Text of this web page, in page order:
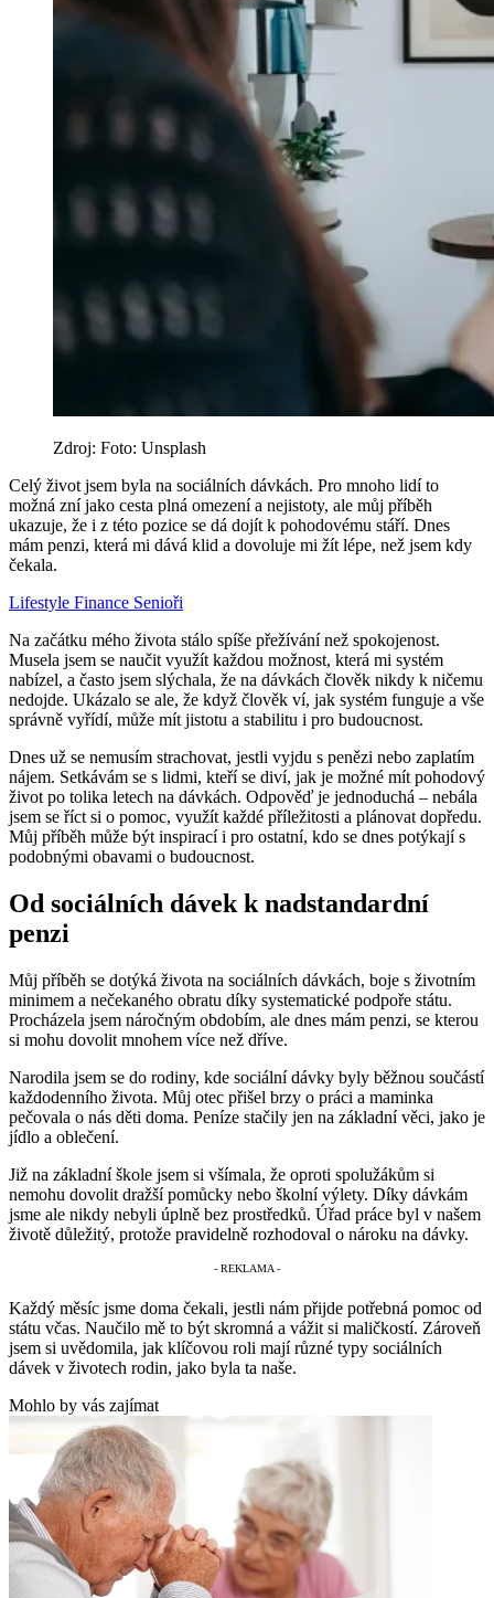
Zdroj: Foto: Unsplash
Celý život jsem byla na sociálních dávkách. Pro mnoho lidí to
možná zní jako cesta plná omezení a nejistoty, ale můj příběh
ukazuje, že i z této pozice se dá dojít k pohodovému stáří. Dnes
mám penzi, která mi dává klid a dovoluje mi žít lépe, než jsem kdy
čekala.
Lifestyle Finance Senioři
Na začátku mého života stálo spíše přežívání než spokojenost.
Musela jsem se naučit využít každou možnost, která mi systém
nabízel, a často jsem slýchala, že na dávkách člověk nikdy k ničemu
nedojde. Ukázalo se ale, že když člověk ví, jak systém funguje a vše
správně vyřídí, může mít jistotu a stabilitu i pro budoucnost.
Dnes už se nemusím strachovat, jestli vyjdu s penězi nebo zaplatím
nájem. Setkávám se s lidmi, kteří se diví, jak je možné mít pohodový
život po tolika letech na dávkách. Odpověď je jednoduchá – nebála
jsem se říct si o pomoc, využít každé příležitosti a plánovat dopředu.
Můj příběh může být inspirací i pro ostatní, kdo se dnes potýkají s
podobnými obavami o budoucnost.
Od sociálních dávek k nadstandardní
penzi
Můj příběh se dotýká života na sociálních dávkách, boje s životním
minimem a nečekaného obratu díky systematické podpoře státu.
Procházela jsem náročným obdobím, ale dnes mám penzi, se kterou
si mohu dovolit mnohem více než dříve.
Narodila jsem se do rodiny, kde sociální dávky byly běžnou součástí
každodenního života. Můj otec přišel brzy o práci a maminka
pečovala o nás děti doma. Peníze stačily jen na základní věci, jako je
jídlo a oblečení.
Již na základní škole jsem si všímala, že oproti spolužákům si
nemohu dovolit dražší pomůcky nebo školní výlety. Díky dávkám
jsme ale nikdy nebyli úplně bez prostředků. Úřad práce byl v našem
životě důležitý, protože pravidelně rozhodoval o nároku na dávky.
Každý měsíc jsme doma čekali, jestli nám přijde potřebná pomoc od
státu včas. Naučilo mě to být skromná a vážit si maličkostí. Zároveň
jsem si uvědomila, jak klíčovou roli mají různé typy sociálních
dávek v životech rodin, jako byla ta naše.
Mohlo by vás zajímat